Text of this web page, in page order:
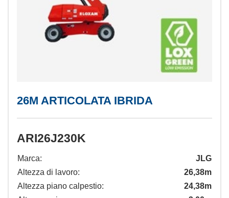
26M ARTICOLATA IBRIDA
ARI26J230K
Marca:
JLG
Altezza di lavoro:
26,38m
Altezza piano calpestio:
24,38m